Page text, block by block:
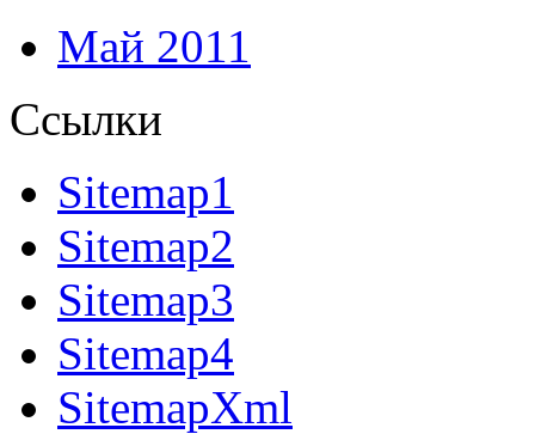
Май 2011
Ссылки
Sitemap1
Sitemap2
Sitemap3
Sitemap4
SitemapXml